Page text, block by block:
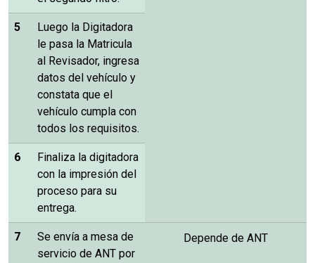
5
Luego la Digitadora
le pasa la Matricula
al Revisador, ingresa
datos del vehículo y
constata que el
vehículo cumpla con
todos los requisitos.
6
Finaliza la digitadora
con la impresión del
proceso para su
entrega.
7
Se envía a mesa de
servicio de ANT por
Depende de ANT